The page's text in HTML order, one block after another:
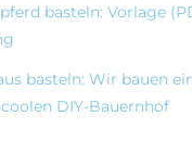
basteln: Vorlage
basteln: Wir bauen
DIY-Bauernhof